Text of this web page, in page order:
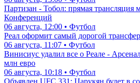
Партизан - Тобол: прямая трансляция
Конференций
06 августа, 12:00 • Футбол
Реал оформит самый дорогой
06 августа, 11:07 • Футбол
Винисиус удалил все о Реале -
млн евро
06 августа, 10:18 • Футбол
Объявлен UFC 331: Царукян будет в